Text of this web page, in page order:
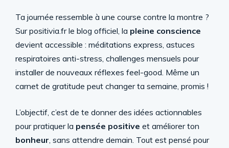
Ta journée ressemble à une course contre la montre ?
Sur positivia.fr le blog officiel, la pleine conscience
devient accessible : méditations express, astuces
respiratoires anti-stress, challenges mensuels pour
installer de nouveaux réflexes feel-good. Même un
carnet de gratitude peut changer ta semaine, promis !
L’objectif, c’est de te donner des idées actionnables
pour pratiquer la pensée positive et améliorer ton
bonheur, sans attendre demain. Tout est pensé pour